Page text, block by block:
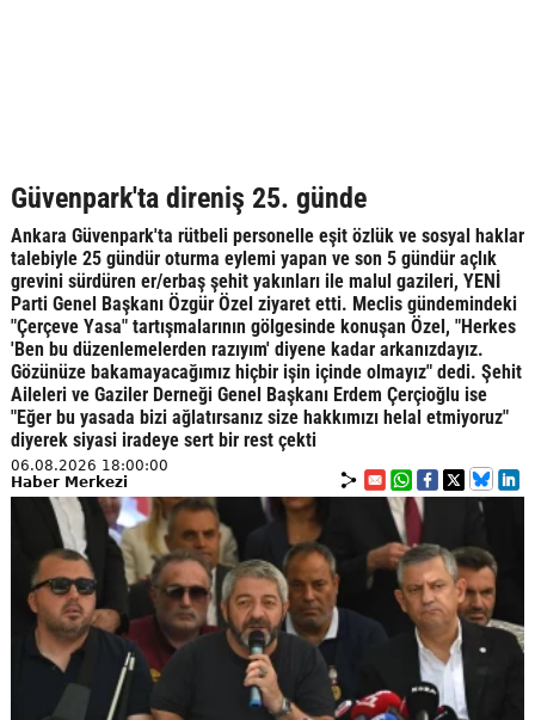
Güvenpark'ta direniş 25. günde
Ankara Güvenpark'ta rütbeli personelle eşit özlük ve sosyal haklar
talebiyle 25 gündür oturma eylemi yapan ve son 5 gündür açlık
grevini sürdüren er/erbaş şehit yakınları ile malul gazileri, YENİ
Parti Genel Başkanı Özgür Özel ziyaret etti. Meclis gündemindeki
"Çerçeve Yasa" tartışmalarının gölgesinde konuşan Özel, "Herkes
'Ben bu düzenlemelerden razıyım' diyene kadar arkanızdayız.
Gözünüze bakamayacağımız hiçbir işin içinde olmayız" dedi. Şehit
Aileleri ve Gaziler Derneği Genel Başkanı Erdem Çerçioğlu ise
"Eğer bu yasada bizi ağlatırsanız size hakkımızı helal etmiyoruz"
diyerek siyasi iradeye sert bir rest çekti
06.08.2026 18:00:00
Haber Merkezi